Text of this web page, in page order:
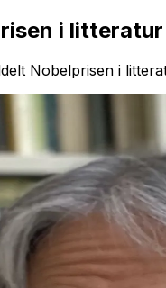
i litteratur
Nobelprisen i